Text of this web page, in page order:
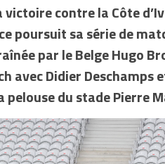
contre la Côte
poursuit sa série de
par le Belge Hugo
avec Didier Deschamps
pelouse du stade Pierre